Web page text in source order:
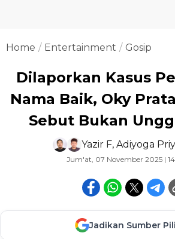
Home Entertainment Gosip
Dilaporkan Kasus
Nama Baik, Oky
Sebut Bukan
Yazir F, Adiyoga
Jum'at, 07 November 2025 |
Jadikan Sumber